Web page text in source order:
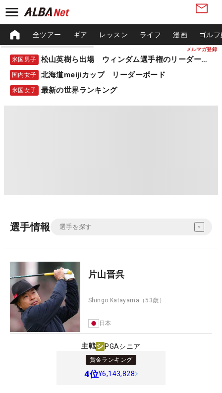
メルマガ登録
全ツアー ギア レッスン ライフ 漫画 ゴル
米国男子 松山英樹ら出場 ウィンダム選手権のリーダーボード
国内女子 北海道meijiカップ リーダーボード
米国女子 最新の世界ランキング
選手情報
片山晋呉
Shingo Katayama （53歳）
日本
主戦 PGAシニア
賞金ランキング
4位¥6,143,828